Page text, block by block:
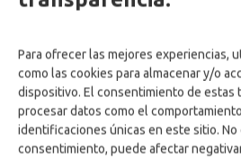
Para ofrecer las mejores experiencias,
como las cookies para almacenar y/o
dispositivo. El consentimiento de estas
procesar datos como el
identificaciones únicas en este sitio.
consentimiento, puede afectar